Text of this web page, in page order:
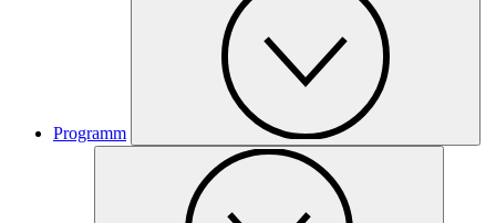
Programm